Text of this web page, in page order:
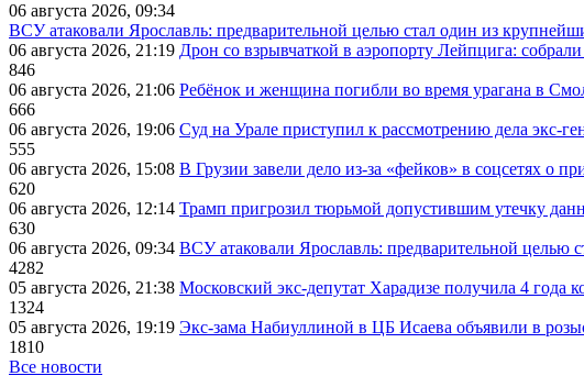
06 августа 2026, 09:34
ВСУ атаковали Ярославль: предварительной целью стал один из
06 августа 2026, 21:19 Дрон со взрывчаткой в аэропорту Лейпцига:
846
06 августа 2026, 21:06 Ребёнок и женщина погибли во время урагана в
666
06 августа 2026, 19:06 Суд на Урале приступил к рассмотрению дела экс-
555
06 августа 2026, 15:08 В Грузии завели дело из-за «фейков» в соцсетях о
620
06 августа 2026, 12:14 Трамп пригрозил тюрьмой допустившим утечку
630
06 августа 2026, 09:34 ВСУ атаковали Ярославль: предварительной
4282
05 августа 2026, 21:38 Московский экс-депутат Харадизе получила 4 года
1324
05 августа 2026, 19:19 Экс-зама Набиуллиной в ЦБ Исаева объявили в
1810
Все новости